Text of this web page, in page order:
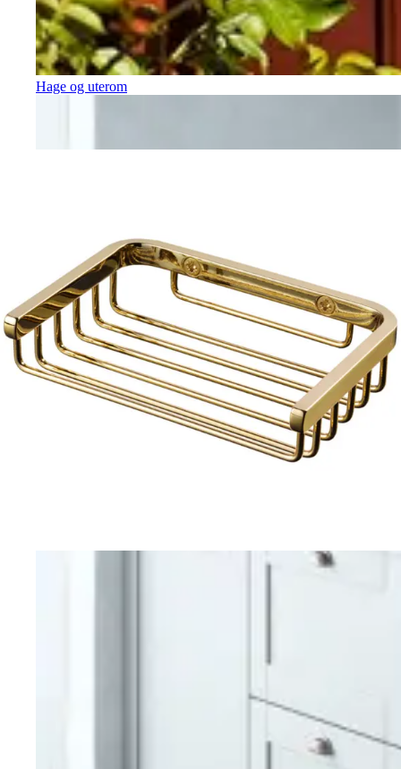
Hage og uterom